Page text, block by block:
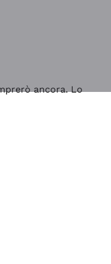
ancora. Lo